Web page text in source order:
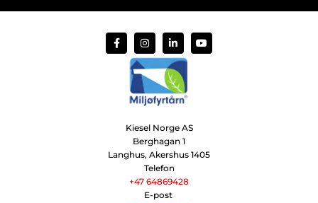
Kiesel Norge AS
Berghagan 1
Langhus, Akershus 1405
Telefon
+47 64869428
E-post